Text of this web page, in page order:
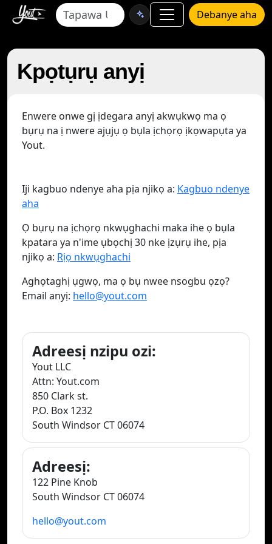
Debanye aha
Kpọtụrụ anyị
Enwere onwe gị ịdegara anyị akwụkwọ ma ọ
bụrụ na ị nwere ajụjụ ọ bụla ịchọrọ ịkọwapụta ya
Yout.
Iji kagbuo ndenye aha pịa njikọ a: Kagbuo ndenye
aha
Ọ bụrụ na ịchọrọ nkwụghachi maka ihe ọ bụla
kpatara ya n'ime ụbọchị 30 nke ịzụrụ ihe, pịa
njikọ a: Rịọ nkwụghachi
Aghọtaghị ụgwọ, ma ọ bụ nwee nsogbu ọzọ?
Email anyị: hello@yout.com
Adreesị nzipu ozi:
Yout LLC
Attn: Yout.com
850 Clark st.
P.O. Box 1232
South Windsor CT 06074
Adreesị:
122 Pine Knob
South Windsor CT 06074
hello@yout.com